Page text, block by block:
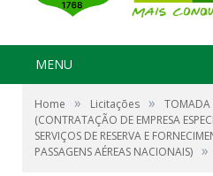
MENU
Home » Licitações »
TOMADA
(CONTRATAÇÃO DE EMPRESA
SERVIÇOS DE RESERVA E
PASSAGENS AÉREAS NACIONAIS) »